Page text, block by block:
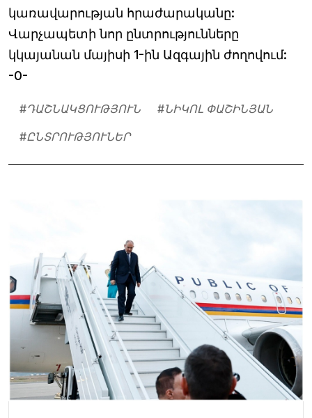
կառավարության հրաժարականը:
Վարչապետի նոր ընտրությունները
կկայանան մայիսի 1-ին Ազգային ժողովում:
-0-
#ԴԱՇՆԱԿՑՈՒԹՅՈՒՆ #ՆԻԿՈԼ ՓԱՇԻՆՅԱՆ
#ԸՆՏՐՈՒԹՅՈՒՆԵՐ